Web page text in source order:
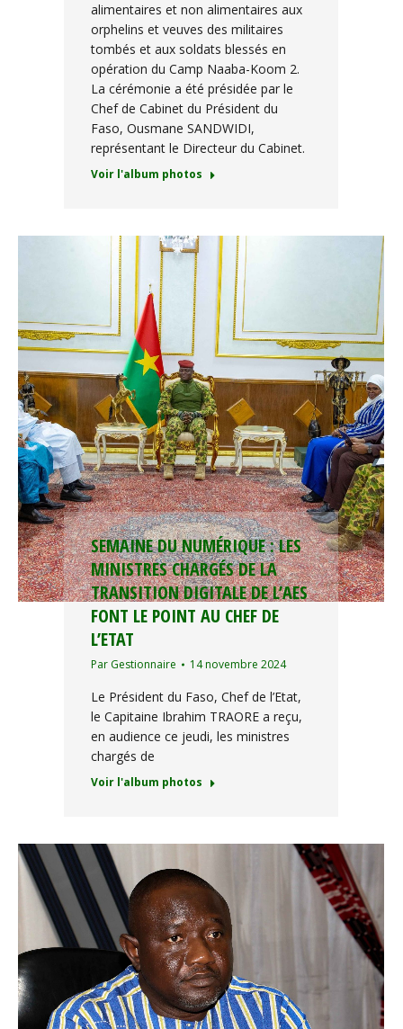
alimentaires et non alimentaires aux
orphelins et veuves des militaires
tombés et aux soldats blessés en
opération du Camp Naaba-Koom 2.
La cérémonie a été présidée par le
Chef de Cabinet du Président du
Faso, Ousmane SANDWIDI,
représentant le Directeur du Cabinet.
Voir l'album photos
SEMAINE DU NUMÉRIQUE : LES
MINISTRES CHARGÉS DE LA
TRANSITION DIGITALE DE L’AES
FONT LE POINT AU CHEF DE
L’ETAT
Par Gestionnaire 14 novembre 2024
Le Président du Faso, Chef de l’Etat,
le Capitaine Ibrahim TRAORE a reçu,
en audience ce jeudi, les ministres
chargés de
Voir l'album photos